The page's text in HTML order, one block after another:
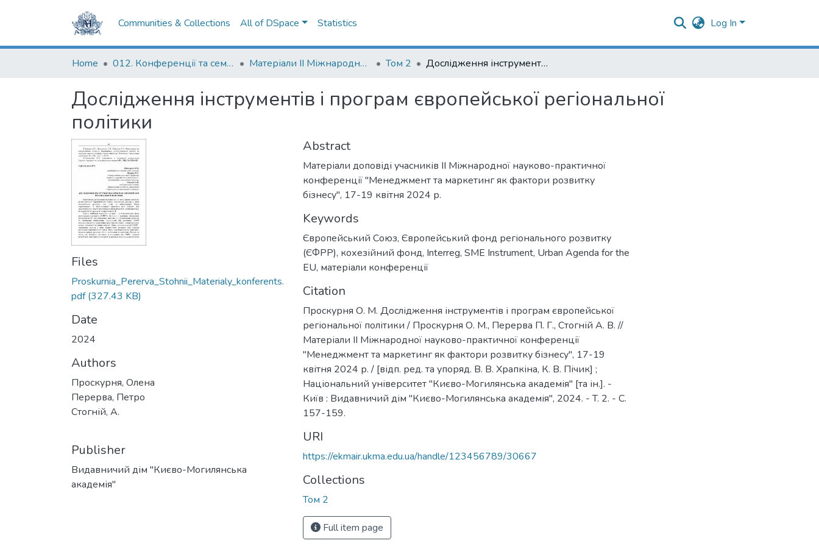
Communities & Collections All of DSpace Statistics Log In
Home 012. Конференції та семінари НаУКМА Матеріали II Міжнародної науково-практичної конференції "Менеджмент та маркетинг як фактори розвитку бізнесу", 17-19 квітня 2024 р. Том 2 Дослідження інструментів і програм європейської регіональної політики
Дослідження інструментів і програм європейської регіональної
політики
Files
Proskurnia_Pererva_Stohnii_Materialy_konferents.
pdf(327.43 KB)
Date
2024
Authors
Проскурня, Олена
Перерва, Петро
Стогній, А.
Publisher
Видавничий дім "Києво-Могилянська
академія"
Abstract
Матеріали доповіді учасників ІІ Міжнародної науково-практичної
конференції "Менеджмент та маркетинг як фактори розвитку
бізнесу", 17-19 квітня 2024 р.
Keywords
Європейський Союз, Європейський фонд регіонального розвитку
(ЄФРР), кохезійний фонд, Interreg, SME Instrument, Urban Agenda for the
EU, матеріали конференції
Citation
Проскурня О. М. Дослідження інструментів і програм європейської
регіональної політики / Проскурня О. М., Перерва П. Г., Стогній А. В. //
Матеріали ІІ Міжнародної науково-практичної конференції
"Менеджмент та маркетинг як фактори розвитку бізнесу", 17-19
квітня 2024 р. / [відп. ред. та упоряд. В. В. Храпкіна, К. В. Пічик] ;
Національний університет "Києво-Могилянська академія" [та ін.]. -
Київ : Видавничий дім "Києво-Могилянська академія", 2024. - T. 2. - C.
157-159.
URI
https://ekmair.ukma.edu.ua/handle/123456789/30667
Collections
Том 2
Full item page